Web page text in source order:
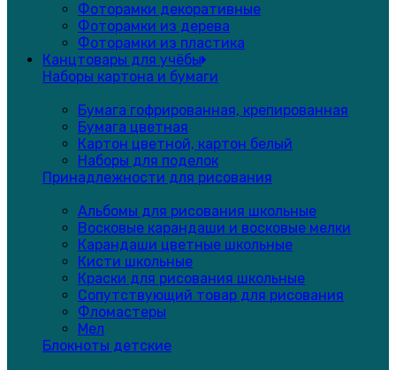
Фоторамки декоративные
Фоторамки из дерева
Фоторамки из пластика
Канцтовары для учёбы
Наборы картона и бумаги
Бумага гофрированная, крепированная
Бумага цветная
Картон цветной, картон белый
Наборы для поделок
Принадлежности для рисования
Альбомы для рисования школьные
Восковые карандаши и восковые мелки
Карандаши цветные школьные
Кисти школьные
Краски для рисования школьные
Сопутствующий товар для рисования
Фломастеры
Мел
Блокноты детские